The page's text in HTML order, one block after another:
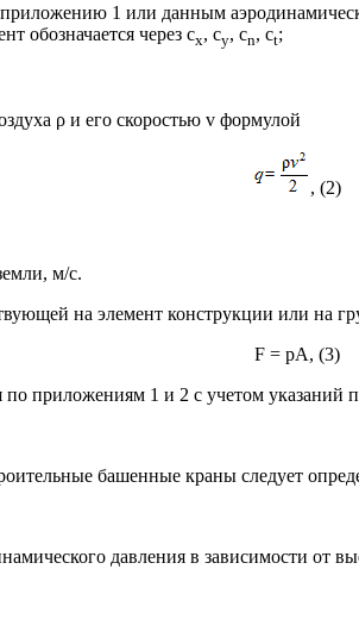
1 или данным
обозначается через cx, cy, cn, ct;
ρ и его скоростью v формулой
, (2)
м/с.
на элемент конструкции или на
F = pA, (3)
приложениям 1 и 2 с учетом указаний
башенные краны следует
давления в зависимости от